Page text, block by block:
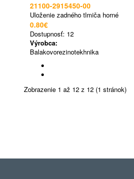
21100-2915450-00
Uloženie zadného tlmiča horné
0.80€
Dostupnosť: 12
Výrobca:
Balakovorezinotekhnika
Zobrazenie 1 až 12 z 12 (1 stránok)